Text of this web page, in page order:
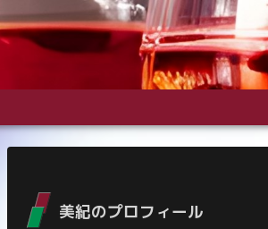
美紀のプロフィール